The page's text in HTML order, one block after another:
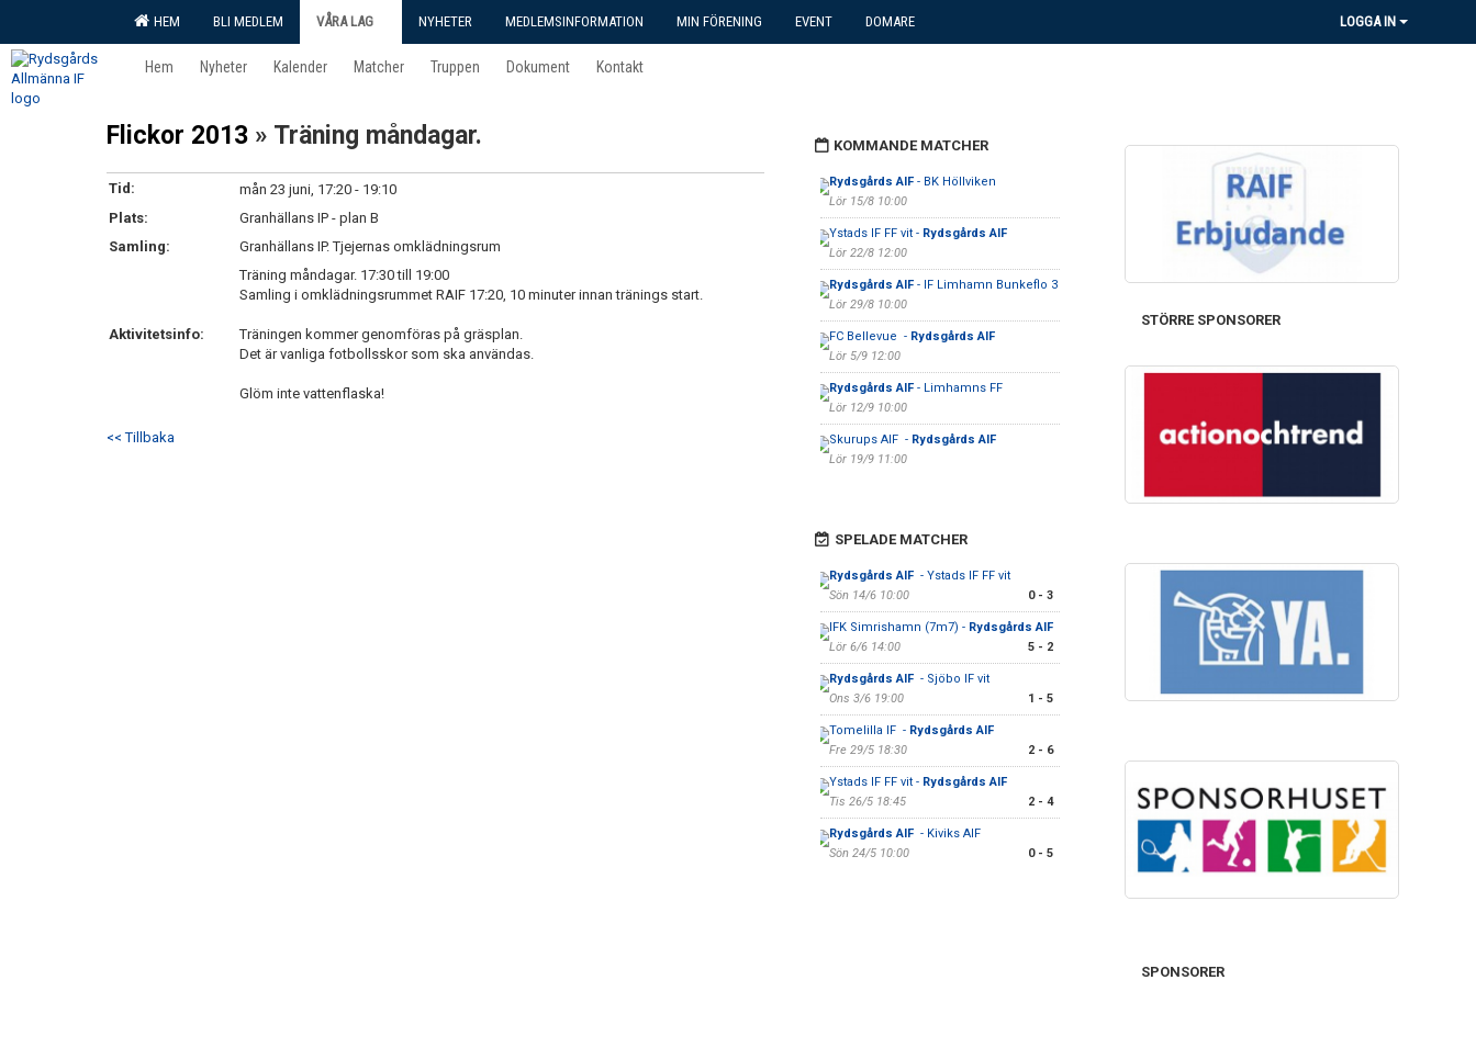
HEM BLI MEDLEM VÅRA LAG NYHETER MEDLEMSINFORMATION MIN FÖRENING EVENT DOMARE LOGGA IN
Hem Nyheter Kalender Matcher Truppen Dokument Kontakt
Flickor 2013 » Träning måndagar.
Tid:
mån 23 juni, 17:20 - 19:10
Plats:
Granhällans IP - plan B
Samling:
Granhällans IP. Tjejernas omklädningsrum
Aktivitetsinfo:
Träning måndagar. 17:30 till 19:00
Samling i omklädningsrummet RAIF 17:20, 10 minuter innan tränings start.
Träningen kommer genomföras på gräsplan.
Det är vanliga fotbollsskor som ska användas.
Glöm inte vattenflaska!
<< Tillbaka
KOMMANDE MATCHER
Rydsgårds AIF- BK Höllviken
Lör 15/8 10:00
Ystads IF FF vit - Rydsgårds AIF
Lör 22/8 12:00
Rydsgårds AIF- IF Limhamn Bunkeflo 3
Lör 29/8 10:00
FC Bellevue - Rydsgårds AIF
Lör 5/9 12:00
Rydsgårds AIF- Limhamns FF
Lör 12/9 10:00
Skurups AIF - Rydsgårds AIF
Lör 19/9 11:00
SPELADE MATCHER
Rydsgårds AIF - Ystads IF FF vit
Sön 14/6 10:00
0 - 3
IFK Simrishamn (7m7) - Rydsgårds AIF
Lör 6/6 14:00
5 - 2
Rydsgårds AIF - Sjöbo IF vit
Ons 3/6 19:00
1 - 5
Tomelilla IF - Rydsgårds AIF
Fre 29/5 18:30
2 - 6
Ystads IF FF vit - Rydsgårds AIF
Tis 26/5 18:45
2 - 4
Rydsgårds AIF - Kiviks AIF
Sön 24/5 10:00
0 - 5
STÖRRE SPONSORER
SPONSORER